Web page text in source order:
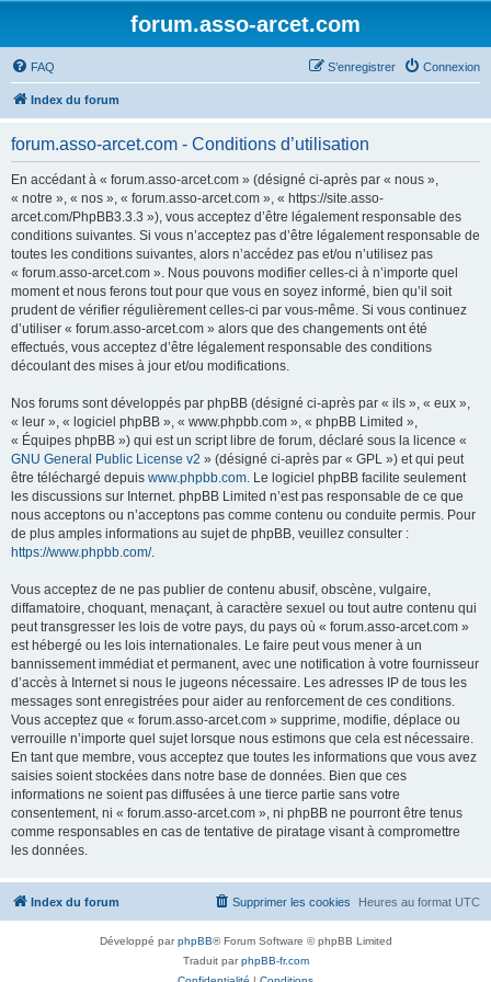
forum.asso-arcet.com
FAQ Connexion
S’enregistrer
Index du forum
forum.asso-arcet.com - Conditions d’utilisation
En accédant à « forum.asso-arcet.com » (désigné ci-après par « nous »,
« notre », « nos », « forum.asso-arcet.com », « https://site.asso-
arcet.com/PhpBB3.3.3 »), vous acceptez d’être légalement responsable des
conditions suivantes. Si vous n’acceptez pas d’être légalement responsable de
toutes les conditions suivantes, alors n’accédez pas et/ou n’utilisez pas
« forum.asso-arcet.com ». Nous pouvons modifier celles-ci à n’importe quel
moment et nous ferons tout pour que vous en soyez informé, bien qu’il soit
prudent de vérifier régulièrement celles-ci par vous-même. Si vous continuez
d’utiliser « forum.asso-arcet.com » alors que des changements ont été
effectués, vous acceptez d’être légalement responsable des conditions
découlant des mises à jour et/ou modifications.
Nos forums sont développés par phpBB (désigné ci-après par « ils », « eux »,
« leur », « logiciel phpBB », « www.phpbb.com », « phpBB Limited »,
« Équipes phpBB ») qui est un script libre de forum, déclaré sous la licence «
GNU General Public License v2 » (désigné ci-après par « GPL ») et qui peut
être téléchargé depuis www.phpbb.com. Le logiciel phpBB facilite seulement
les discussions sur Internet. phpBB Limited n’est pas responsable de ce que
nous acceptons ou n’acceptons pas comme contenu ou conduite permis. Pour
de plus amples informations au sujet de phpBB, veuillez consulter :
https://www.phpbb.com/.
Vous acceptez de ne pas publier de contenu abusif, obscène, vulgaire,
diffamatoire, choquant, menaçant, à caractère sexuel ou tout autre contenu qui
peut transgresser les lois de votre pays, du pays où « forum.asso-arcet.com »
est hébergé ou les lois internationales. Le faire peut vous mener à un
bannissement immédiat et permanent, avec une notification à votre fournisseur
d’accès à Internet si nous le jugeons nécessaire. Les adresses IP de tous les
messages sont enregistrées pour aider au renforcement de ces conditions.
Vous acceptez que « forum.asso-arcet.com » supprime, modifie, déplace ou
verrouille n’importe quel sujet lorsque nous estimons que cela est nécessaire.
En tant que membre, vous acceptez que toutes les informations que vous avez
saisies soient stockées dans notre base de données. Bien que ces
informations ne soient pas diffusées à une tierce partie sans votre
consentement, ni « forum.asso-arcet.com », ni phpBB ne pourront être tenus
comme responsables en cas de tentative de piratage visant à compromettre
les données.
Index du forum Heures au format UTC
Supprimer les cookies
Développé parphpBB® Forum Software © phpBB Limited
Traduit parphpBB-fr.com